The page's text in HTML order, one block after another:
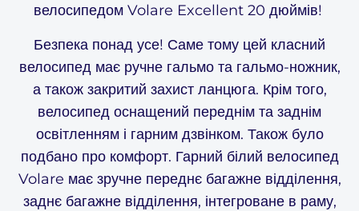
велосипедом Volare Excellent 20 дюймів!
Безпека понад усе! Саме тому цей класний
велосипед має ручне гальмо та гальмо-ножник,
а також закритий захист ланцюга. Крім того,
велосипед оснащений переднім та заднім
освітленням і гарним дзвінком. Також було
подбано про комфорт. Гарний білий велосипед
Volare має зручне переднє багажне відділення,
заднє багажне відділення, інтегроване в раму,